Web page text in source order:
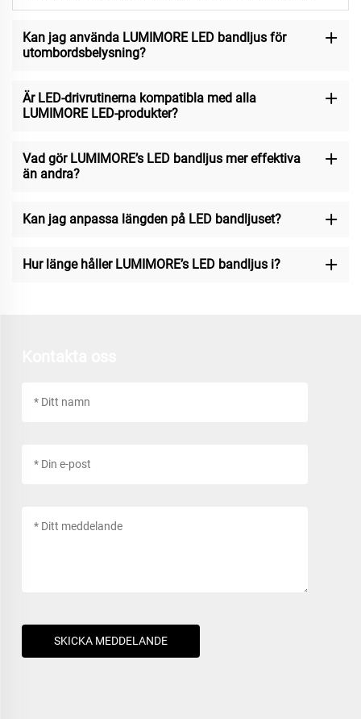
Kan jag använda LUMIMORE LED bandljus för
utombordsbelysning?
Är LED-drivrutinerna kompatibla med alla
LUMIMORE LED-produkter?
Vad gör LUMIMORE’s LED bandljus mer effektiva
än andra?
Kan jag anpassa längden på LED bandljuset?
Hur länge håller LUMIMORE’s LED bandljus i?
SKICKA MEDDELANDE